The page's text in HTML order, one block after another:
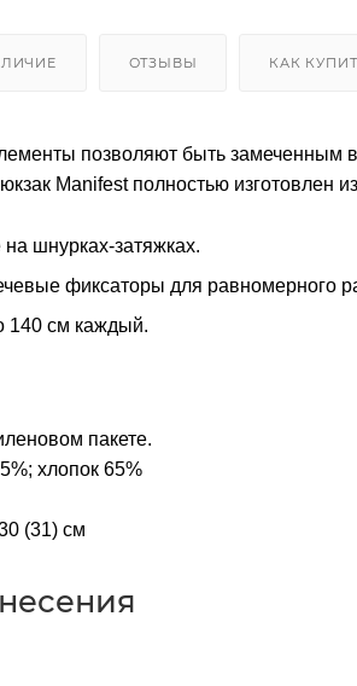
ОТЗЫВЫ КАК
позволяют быть замеченным
Manifest полностью изготовлен
шнурках-затяжках.
фиксаторы для равномерного
140 см каждый.
пакете.
хлопок 65%
(31) см